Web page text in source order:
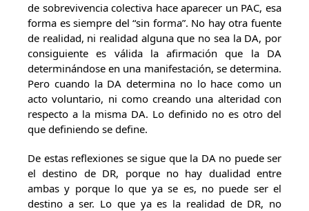
de sobrevivencia colectiva hace aparecer un PAC, esa
forma es siempre del “sin forma”. No hay otra fuente
de realidad, ni realidad alguna que no sea la DA, por
consiguiente es válida la afirmación que la DA
determinándose en una manifestación, se determina.
Pero cuando la DA determina no lo hace como un
acto voluntario, ni como creando una alteridad con
respecto a la misma DA. Lo definido no es otro del
que definiendo se define.
De estas reflexiones se sigue que la DA no puede ser
el destino de DR, porque no hay dualidad entre
ambas y porque lo que ya se es, no puede ser el
destino a ser. Lo que ya es la realidad de DR, no